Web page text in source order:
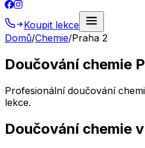
Koupit lekce
Domů/Chemie/Praha 2
Doučování chemie
Profesionální doučování
lekce.
Doučování chemie v